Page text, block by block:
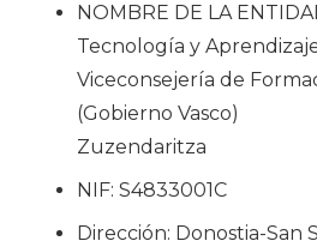
NOMBRE DE LA
Tecnología y
Viceconsejería de
(Gobierno Vasco)
Zuzendaritza
NIF: S4833001C
Dirección: Donostia-San